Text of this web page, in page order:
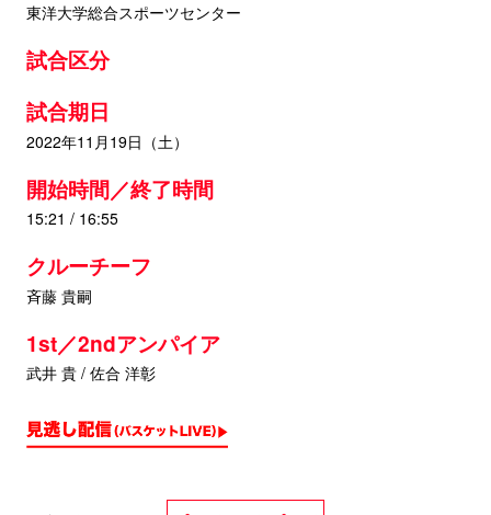
東洋大学総合スポーツセンター
試合区分
試合期日
2022年11月19日（土）
開始時間／終了時間
15:21 / 16:55
クルーチーフ
斉藤 貴嗣
1st／2ndアンパイア
武井 貴 / 佐合 洋彰